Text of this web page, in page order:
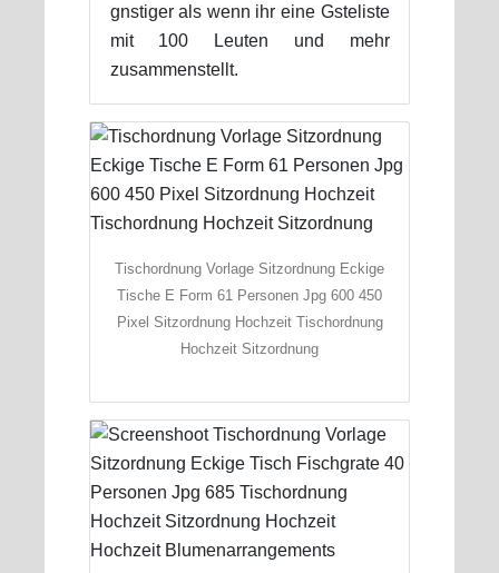
gnstiger als wenn ihr eine Gsteliste
mit 100 Leuten und mehr
zusammenstellt.
Tischordnung Vorlage Sitzordnung Eckige
Tische E Form 61 Personen Jpg 600 450
Pixel Sitzordnung Hochzeit Tischordnung
Hochzeit Sitzordnung